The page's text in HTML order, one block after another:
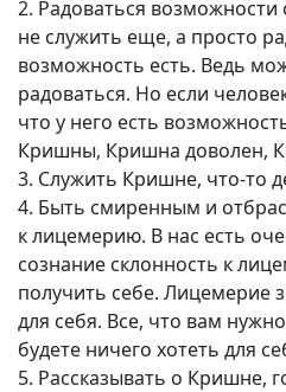
2. Радоваться
не служить еще, а просто
возможность есть. Ведь
радоваться. Но если
что у него есть
Кришны, Кришна доволен,
3. Служить Кришне, что-то
4. Быть смиренным и
к лицемерию. В нас есть
сознание склонность к
получить себе. Лицемерие
для себя. Все, что вам
будете ничего хотеть для
5. Рассказывать о Кришне,